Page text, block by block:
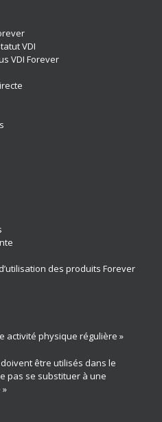
VDI
VDI Forever
des produits Forever
activité physique régulière »
être utilisés dans le
pas se substituer à une